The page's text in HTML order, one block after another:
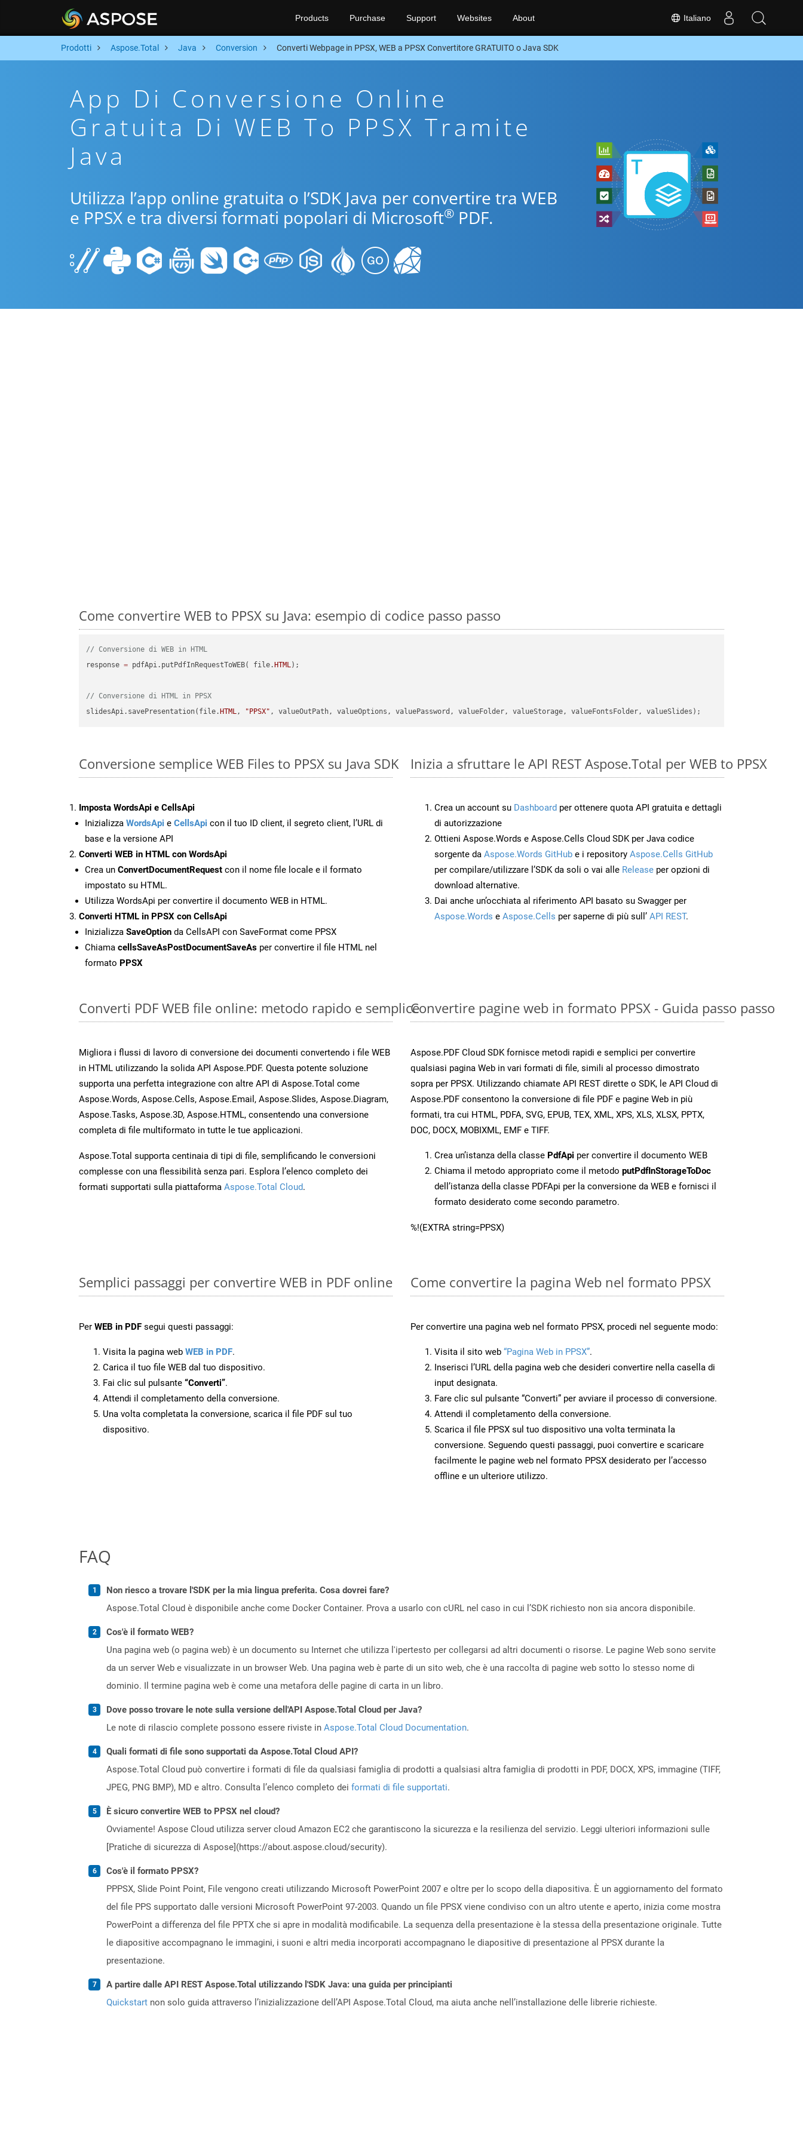
Italiano
Products Purchase Support Websites About
Prodotti Aspose.Total Java Conversion Converti Webpage in PPSX, WEB a PPSX Convertitore GRATUITO o Java SDK
App Di Conversione Online
Gratuita Di WEB To PPSX Tramite
Java
Utilizza l’app online gratuita o l’SDK Java per convertire tra WEB
e PPSX e tra diversi formati popolari di Microsoft® PDF.
Come convertire WEB to PPSX su Java: esempio di codice passo passo
// Conversione di WEB in HTML
response = pdfApi.putPdfInRequestToWEB( file. HTML);
// Conversione di HTML in PPSX
slidesApi.savePresentation(file. HTML, "PPSX"
Conversione semplice WEB Files to PPSX su Java SDK
Imposta WordsApi e CellsApi
Inizializza WordsApi e CellsApi con il tuo ID client, il segreto client, l’URL di
base e la versione API
Converti WEB in HTML con WordsApi
Crea un ConvertDocumentRequest con il nome file locale e il formato
impostato su HTML.
Utilizza WordsApi per convertire il documento WEB in HTML.
Converti HTML in PPSX con CellsApi
Inizializza SaveOption da CellsAPI con SaveFormat come PPSX
Chiama cellsSaveAsPostDocumentSaveAs per convertire il file HTML nel
formato PPSX
Inizia a sfruttare le API REST Aspose.Total per WEB to PPSX
Crea un account su Dashboard per ottenere quota API gratuita e dettagli
di autorizzazione
Ottieni Aspose.Words e Aspose.Cells Cloud SDK per Java codice
sorgente da Aspose.Words GitHub e i repository Aspose.Cells GitHub
per compilare/utilizzare l’SDK da soli o vai alle Release per opzioni di
download alternative.
Dai anche un’occhiata al riferimento API basato su Swagger per
Aspose.Words e Aspose.Cells per saperne di più sull’ API REST.
Converti PDF WEB file online: metodo rapido e semplice
Migliora i flussi di lavoro di conversione dei documenti convertendo i file WEB
in HTML utilizzando la solida API Aspose.PDF. Questa potente soluzione
supporta una perfetta integrazione con altre API di Aspose.Total come
Aspose.Words, Aspose.Cells, Aspose.Email, Aspose.Slides, Aspose.Diagram,
Aspose.Tasks, Aspose.3D, Aspose.HTML, consentendo una conversione
completa di file multiformato in tutte le tue applicazioni.
Aspose.Total supporta centinaia di tipi di file, semplificando le conversioni
complesse con una flessibilità senza pari. Esplora l’elenco completo dei
formati supportati sulla piattaforma Aspose.Total Cloud.
Convertire pagine web in formato PPSX - Guida passo passo
Aspose.PDF Cloud SDK fornisce metodi rapidi e semplici per convertire
qualsiasi pagina Web in vari formati di file, simili al processo dimostrato
sopra per PPSX. Utilizzando chiamate API REST dirette o SDK, le API Cloud di
Aspose.PDF consentono la conversione di file PDF e pagine Web in più
formati, tra cui HTML, PDFA, SVG, EPUB, TEX, XML, XPS, XLS, XLSX, PPTX,
DOC, DOCX, MOBIXML, EMF e TIFF.
Crea un’istanza della classe PdfApi per convertire il documento WEB
Chiama il metodo appropriato come il metodo putPdfInStorageToDoc
dell’istanza della classe PDFApi per la conversione da WEB e fornisci il
formato desiderato come secondo parametro.
%!(EXTRA string=PPSX)
Semplici passaggi per convertire WEB in PDF online
Per WEB in PDF segui questi passaggi:
Visita la pagina web WEB in PDF.
Carica il tuo file WEB dal tuo dispositivo.
Fai clic sul pulsante “Converti”.
Attendi il completamento della conversione.
Una volta completata la conversione, scarica il file PDF sul tuo
dispositivo.
Come convertire la pagina Web nel formato PPSX
Per convertire una pagina web nel formato PPSX, procedi nel seguente modo:
Visita il sito web “Pagina Web in PPSX”.
Inserisci l’URL della pagina web che desideri convertire nella casella di
input designata.
Fare clic sul pulsante “Converti” per avviare il processo di conversione.
Attendi il completamento della conversione.
Scarica il file PPSX sul tuo dispositivo una volta terminata la
conversione. Seguendo questi passaggi, puoi convertire e scaricare
facilmente le pagine web nel formato PPSX desiderato per l’accesso
offline e un ulteriore utilizzo.
FAQ
Non riesco a trovare l'SDK per la mia lingua preferita. Cosa dovrei fare?
Aspose.Total Cloud è disponibile anche come Docker Container. Prova a usarlo con cURL nel caso in cui l’SDK richiesto non sia ancora disponibile.
Cos'è il formato WEB?
Una pagina web (o pagina web) è un documento su Internet che utilizza l'ipertesto per collegarsi ad altri documenti o risorse. Le pagine Web sono servite
da un server Web e visualizzate in un browser Web. Una pagina web è parte di un sito web, che è una raccolta di pagine web sotto lo stesso nome di
dominio. Il termine pagina web è come una metafora delle pagine di carta in un libro.
Dove posso trovare le note sulla versione dell'API Aspose.Total Cloud per Java?
Le note di rilascio complete possono essere riviste in Aspose.Total Cloud Documentation.
Quali formati di file sono supportati da Aspose.Total Cloud API?
Aspose.Total Cloud può convertire i formati di file da qualsiasi famiglia di prodotti a qualsiasi altra famiglia di prodotti in PDF, DOCX, XPS, immagine (TIFF,
JPEG, PNG BMP), MD e altro. Consulta l’elenco completo dei formati di file supportati.
È sicuro convertire WEB to PPSX nel cloud?
Ovviamente! Aspose Cloud utilizza server cloud Amazon EC2 che garantiscono la sicurezza e la resilienza del servizio. Leggi ulteriori informazioni sulle
[Pratiche di sicurezza di Aspose](https://about.aspose.cloud/security).
Cos'è il formato PPSX?
PPPSX, Slide Point Point, File vengono creati utilizzando Microsoft PowerPoint 2007 e oltre per lo scopo della diapositiva. È un aggiornamento del formato
del file PPS supportato dalle versioni Microsoft PowerPoint 97-2003. Quando un file PPSX viene condiviso con un altro utente e aperto, inizia come mostra
PowerPoint a differenza del file PPTX che si apre in modalità modificabile. La sequenza della presentazione è la stessa della presentazione originale. Tutte
le diapositive accompagnano le immagini, i suoni e altri media incorporati accompagnano le diapositive di presentazione al PPSX durante la
presentazione.
A partire dalle API REST Aspose.Total utilizzando l'SDK Java: una guida per principianti
Quickstart non solo guida attraverso l’inizializzazione dell’API Aspose.Total Cloud, ma aiuta anche nell’installazione delle librerie richieste.